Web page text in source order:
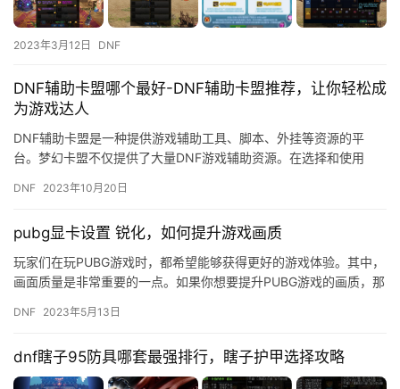
2023年3月12日 DNF
DNF辅助卡盟哪个最好-DNF辅助卡盟推荐，让你轻松成
为游戏达人
DNF辅助卡盟是一种提供游戏辅助工具、脚本、外挂等资源的平
台。梦幻卡盟不仅提供了大量DNF游戏辅助资源。在选择和使用
DNF 2023年10月20日
pubg显卡设置 锐化，如何提升游戏画质
玩家们在玩PUBG游戏时，都希望能够获得更好的游戏体验。其中，
画面质量是非常重要的一点。如果你想要提升PUBG游戏的画质，那
DNF 2023年5月13日
dnf瞎子95防具哪套最强排行，瞎子护甲选择攻略